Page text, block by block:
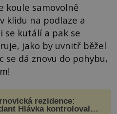
koule samovolně
klidu na podlaze a
se kutálí a pak se
jako by uvnitř běžel
se dá znovu do pohybu,
rezidence:
Hlávka kontroloval